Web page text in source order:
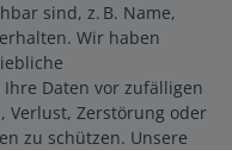
sind, z. B. Name,
Wir haben
Daten vor zufälligen
Verlust, Zerstörung oder
zu schützen. Unsere